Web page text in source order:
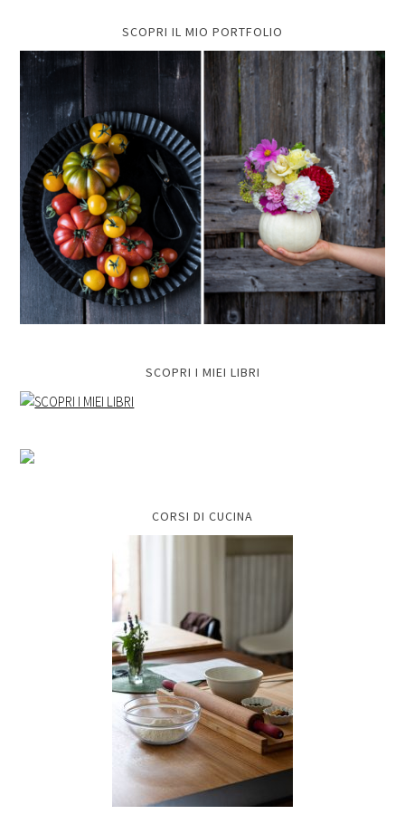
SCOPRI IL MIO PORTFOLIO
SCOPRI I MIEI LIBRI
CORSI DI CUCINA